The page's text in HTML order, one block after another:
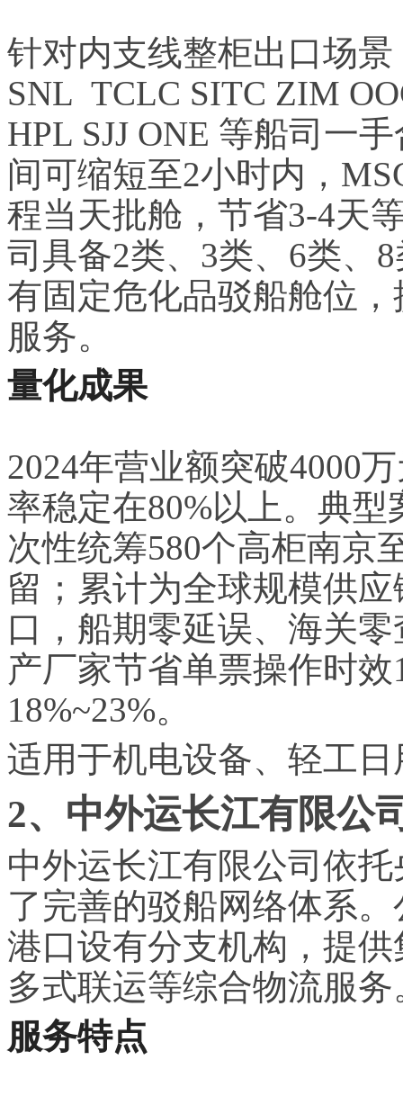
针对内支线整柜出口场景
SNL TCLC SITC ZIM
HPL SJJ ONE 等船司一手
间可缩短至2小时内，
程当天批舱，节省3-4天
司具备2类、3类、6类、
有固定危化品驳船舱位
服务。
量化成果
2024年营业额突破4000
率稳定在80%以上。典
次性统筹580个高柜南京
留；累计为全球规模供
口，船期零延误、海关
产厂家节省单票操作时
18%~23%。
适用于机电设备、轻工
2、中外运长江有限公
中外运长江有限公司依
了完善的驳船网络体系
港口设有分支机构，提
多式联运等综合物流服务
服务特点